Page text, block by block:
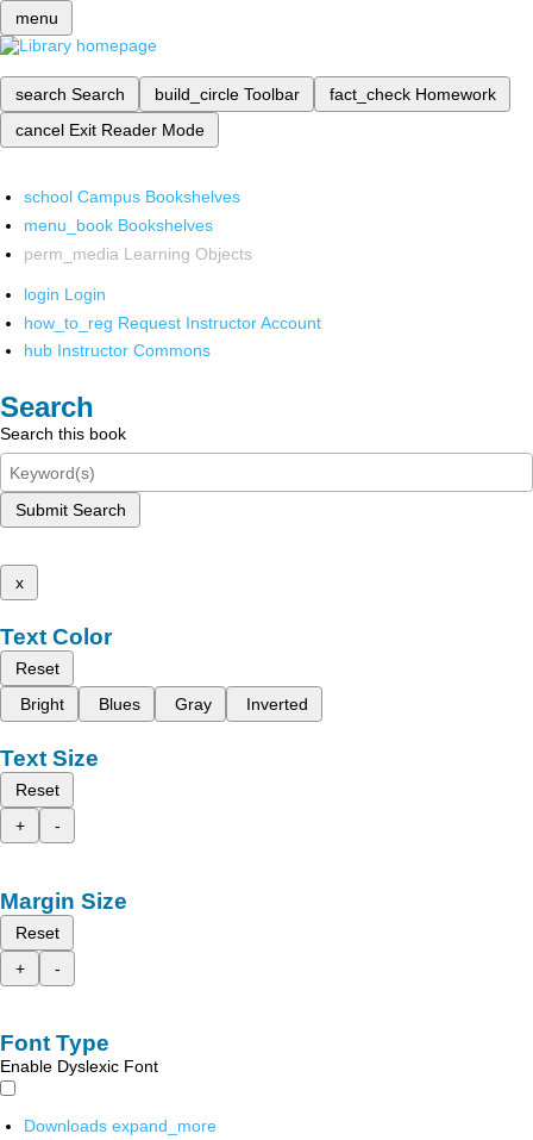
menu
search Search build_circle Toolbar fact_check Homework
cancel Exit Reader Mode
school Campus Bookshelves
menu_book Bookshelves
perm_media Learning Objects
login Login
how_to_reg Request Instructor Account
hub Instructor Commons
Search
Search this book
Submit Search
x
Text Color
Reset
Bright
Blues Gray Inverted
Text Size
Reset
+
-
Margin Size
Reset
+
-
Font Type
Enable Dyslexic Font
Downloads expand_more